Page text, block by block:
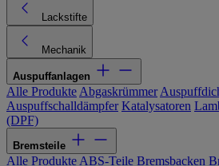
Lackstifte
Mechanik
Auspuffanlagen
Alle Produkte Abgaskrümmer
Auspuffschalldämpfer Katalysatoren
(DPF)
Bremsteile
Alle Produkte ABS-Teile Bremsbacken